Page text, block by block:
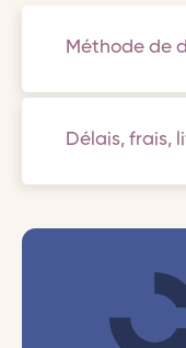
Méthode de
Délais, frais,